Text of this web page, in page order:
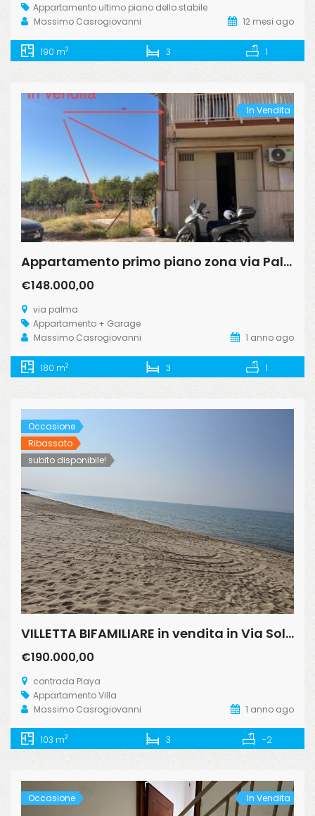
Appartamento ultimo piano dello stabile
Massimo Casrogiovanni
12 mesi ago
190 m2 3 1
In Vendita
Appartamento primo piano zona via Palma
€148.000,00
via palma
Appartamento + Garage
Massimo Casrogiovanni
1 anno ago
180 m2 3 1
Occasione
Ribassato
subito disponibile!
VILLETTA BIFAMILIARE in vendita in Via Soldato Vinciguerra 2 CONTRADA PLAYA
€190.000,00
contrada Playa
AppartamentoVilla
Massimo Casrogiovanni
1 anno ago
103 m2 3 -2
Occasione In Vendita